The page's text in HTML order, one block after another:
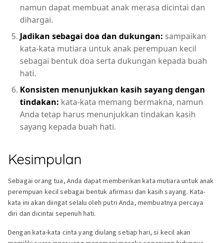
namun dapat membuat anak merasa dicintai dan
dihargai.
Jadikan sebagai doa dan dukungan: sampaikan
kata-kata mutiara untuk anak perempuan kecil
sebagai bentuk doa serta dukungan kepada buah
hati.
Konsisten menunjukkan kasih sayang dengan
tindakan: kata-kata memang bermakna, namun
Anda tetap harus menunjukkan tindakan kasih
sayang kepada buah hati.
Kesimpulan
Sebagai orang tua, Anda dapat memberikan kata mutiara untuk anak
perempuan kecil sebagai bentuk afirmasi dan kasih sayang. Kata-
kata ini akan diingat selalu oleh putri Anda, membuatnya percaya
diri dan dicintai sepenuh hati.
Dengan kata-kata cinta yang diulang setiap hari, si kecil akan